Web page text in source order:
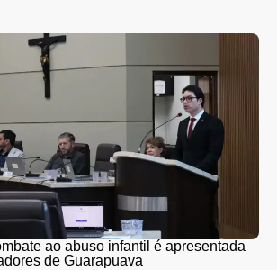
ao abuso infantil é apresentada
de Guarapuava